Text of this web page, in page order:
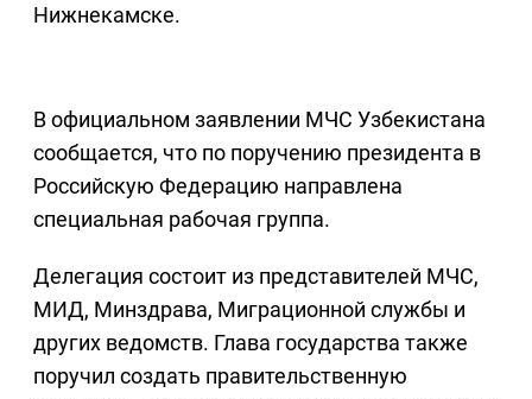
Нижнекамске.
В официальном заявлении МЧС Узбекистана
сообщается, что по поручению президента в
Российскую Федерацию направлена
специальная рабочая группа.
Делегация состоит из представителей МЧС,
МИД, Минздрава, Миграционной службы и
других ведомств. Глава государства также
поручил создать правительственную